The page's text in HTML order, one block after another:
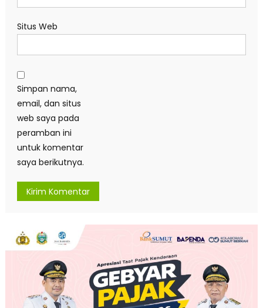
Situs Web
Simpan nama,
email, dan situs
web saya pada
peramban ini
untuk komentar
saya berikutnya.